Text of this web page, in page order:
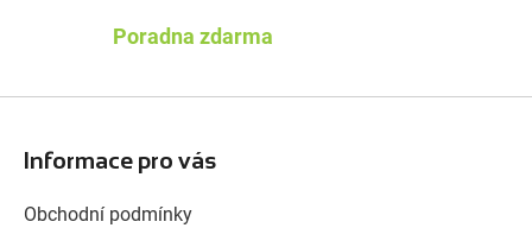
Poradna zdarma
Informace pro vás
Obchodní podmínky